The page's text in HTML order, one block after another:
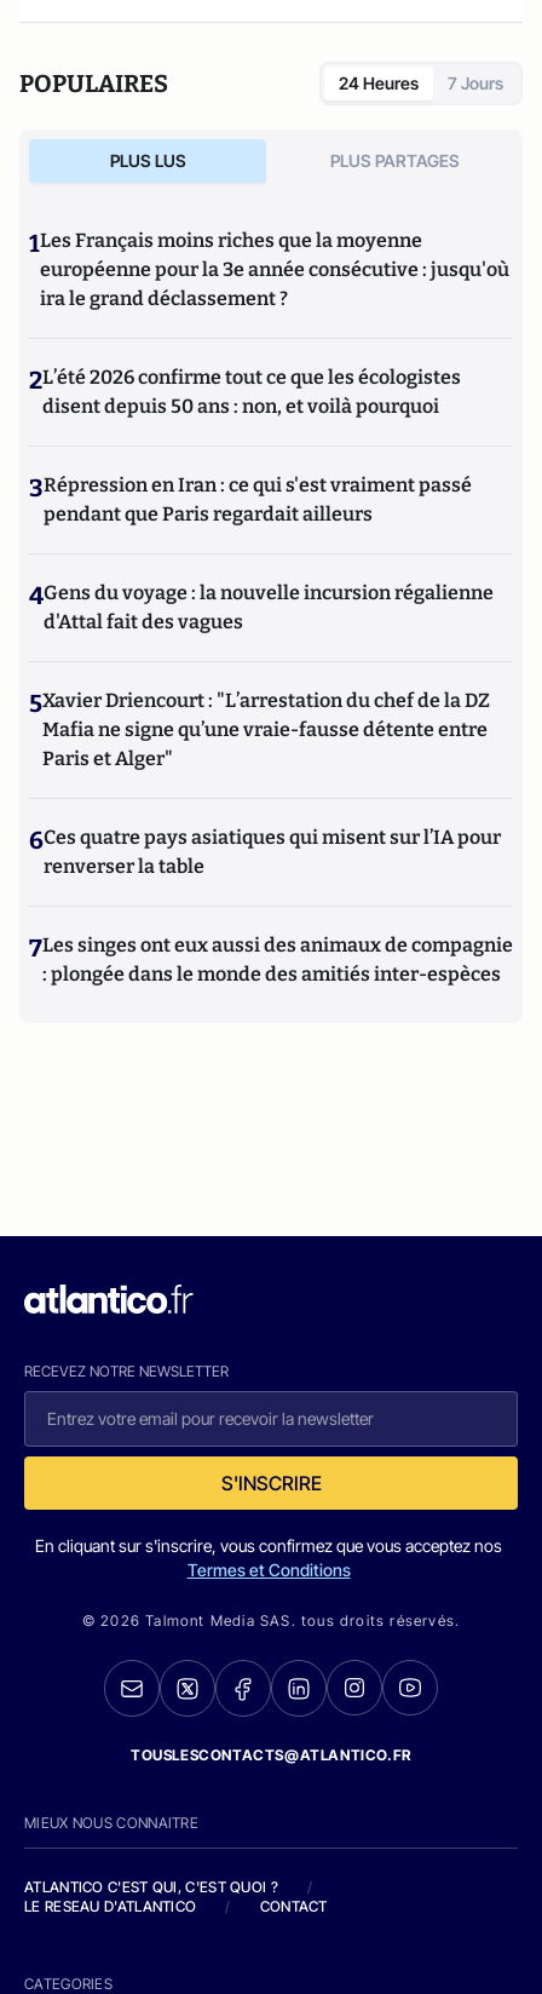
POPULAIRES 24 Heures 7 Jours
PLUS LUS PLUS PARTAGES
1Les Français moins riches que la moyenne
européenne pour la 3e année consécutive : jusqu'où
ira le grand déclassement ?
2L’été 2026 confirme tout ce que les écologistes
disent depuis 50 ans : non, et voilà pourquoi
3Répression en Iran : ce qui s'est vraiment passé
pendant que Paris regardait ailleurs
4Gens du voyage : la nouvelle incursion régalienne
d'Attal fait des vagues
5Xavier Driencourt : "L’arrestation du chef de la DZ
Mafia ne signe qu’une vraie-fausse détente entre
Paris et Alger"
6Ces quatre pays asiatiques qui misent sur l’IA pour
renverser la table
7Les singes ont eux aussi des animaux de compagnie
: plongée dans le monde des amitiés inter-espèces
RECEVEZ NOTRE NEWSLETTER
S'INSCRIRE
En cliquant sur s'inscrire, vous confirmez que vous acceptez nos
Termes et Conditions
© 2026 Talmont Media SAS. tous droits réservés.
TOUSLESCONTACTS@ATLANTICO.FR
MIEUX NOUS CONNAITRE
ATLANTICO C'EST QUI, C'EST QUOI ?
/
LE RESEAU D'ATLANTICO
/ CONTACT
CATEGORIES